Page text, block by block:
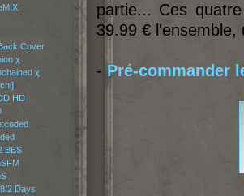
Cover
χ
χ
HD
BBS
2 Days
partie... Ces
39.99 € l'ensemble,
- Pré-commander